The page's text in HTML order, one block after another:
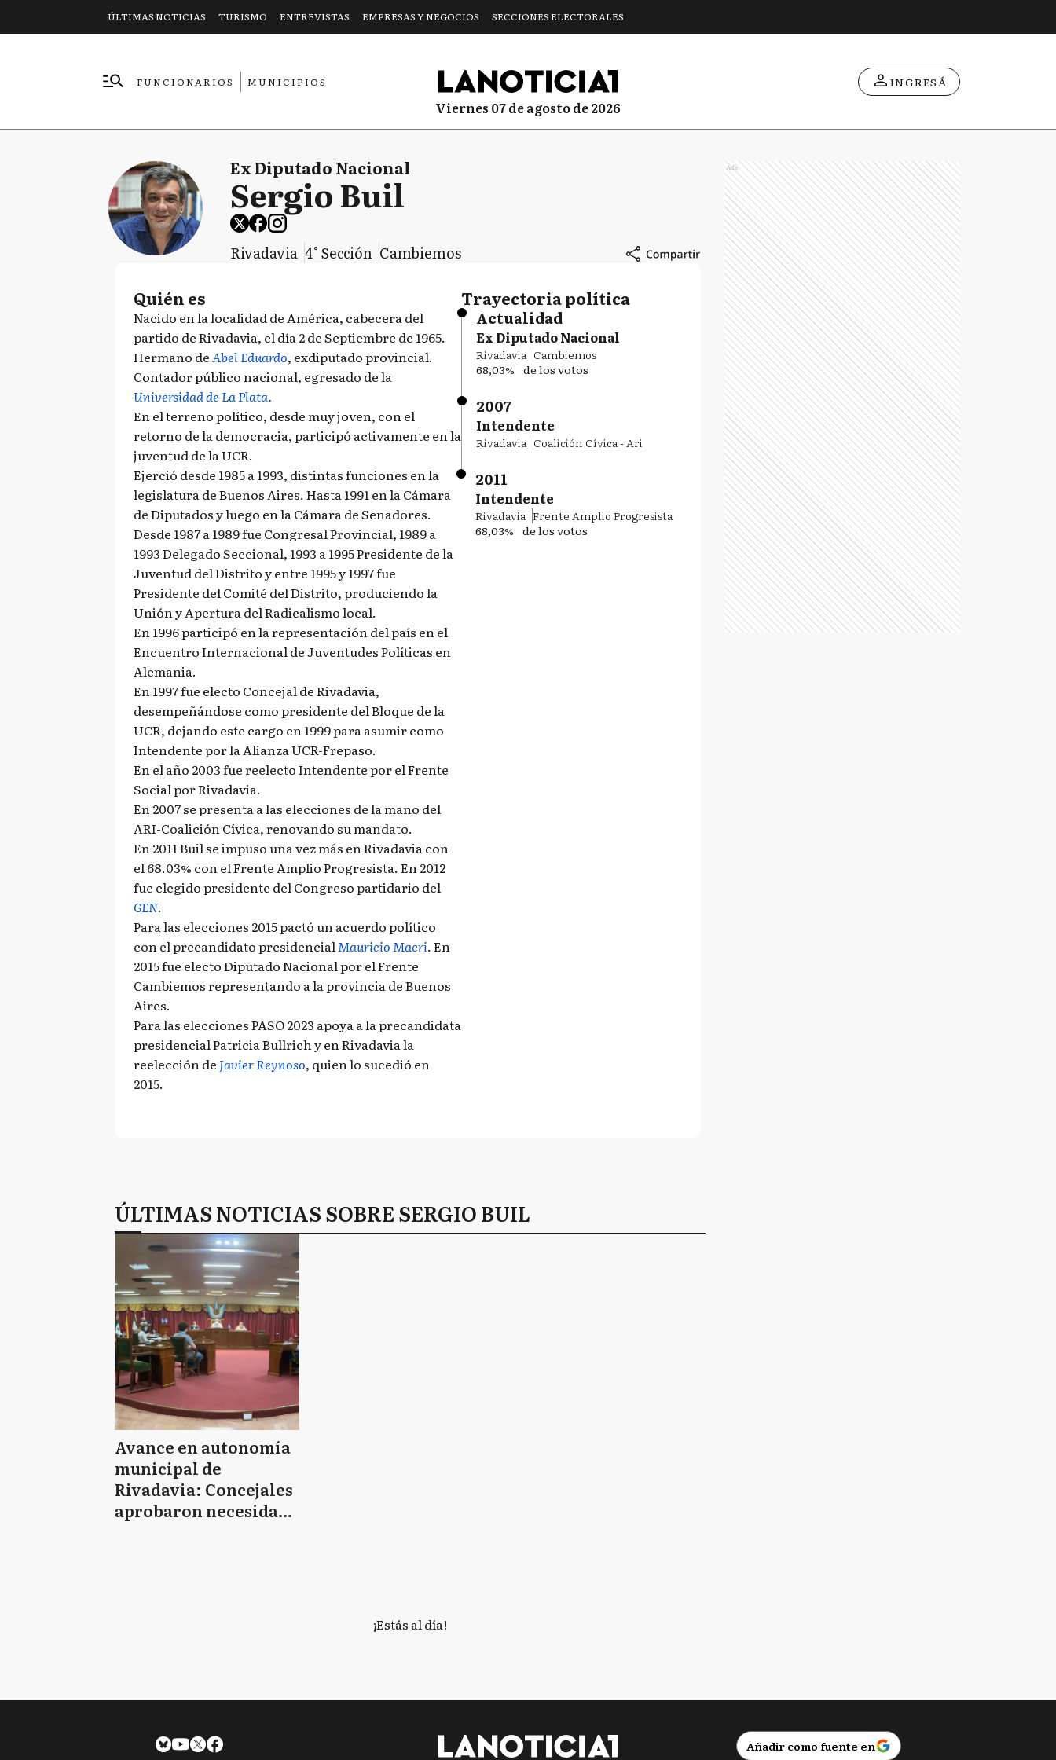
ÚLTIMAS NOTICIAS TURISMO ENTREVISTAS EMPRESAS Y NEGOCIOS SECCIONES ELECTORALES
FUNCIONARIOS
MUNICIPIOS
viernes 07 de agosto de 2026
INGRESÁ
Ex Diputado Nacional
Sergio Buil
Rivadavia 4° Sección Cambiemos
Quién es
Nacido en la localidad de América, cabecera del
partido de Rivadavia, el día 2 de Septiembre de 1965.
Hermano deAbel Eduardo, exdiputado provincial.
Contador público nacional, egresado de la
Universidad de La Plata.
En el terreno político, desde muy joven, con el
retorno de la democracia, participó activamente en la
juventud de la UCR.
Ejerció desde 1985 a 1993, distintas funciones en la
legislatura de Buenos Aires. Hasta 1991 en la Cámara
de Diputados y luego en la Cámara de Senadores.
Desde 1987 a 1989 fue Congresal Provincial, 1989 a
1993 Delegado Seccional, 1993 a 1995 Presidente de la
Juventud del Distrito y entre 1995 y 1997 fue
Presidente del Comité del Distrito, produciendo la
Unión y Apertura del Radicalismo local.
En 1996 participó en la representación del país en el
Encuentro Internacional de Juventudes Políticas en
Alemania.
En 1997 fue electo Concejal de Rivadavia,
desempeñándose como presidente del Bloque de la
UCR, dejando este cargo en 1999 para asumir como
Intendente por la Alianza UCR-Frepaso.
En el año 2003 fue reelecto Intendente por el Frente
Social por Rivadavia.
En 2007 se presenta a las elecciones de la mano del
ARI-Coalición Cívica, renovando su mandato.
En 2011 Buil se impuso una vez más en Rivadavia con
el 68.03% con el Frente Amplio Progresista. En 2012
fue elegido presidente del Congreso partidario del
GEN.
Para las elecciones 2015 pactó un acuerdo político
con el precandidato presidencialMauricio Macri. En
2015 fue electo Diputado Nacional por el Frente
Cambiemos representando a la provincia de Buenos
Aires.
Para las elecciones PASO 2023 apoya a la precandidata
presidencial Patricia Bullrich y en Rivadavia la
reelección de Javier Reynoso, quien lo sucedió en
2015.
Trayectoria política
Actualidad
Ex Diputado Nacional
Rivadavia Cambiemos
68,03% de los votos
2007
Intendente
Rivadavia Coalición Cívica - Ari
2011
Intendente
Rivadavia Frente Amplio Progresista
68,03% de los votos
ÚLTIMAS NOTICIAS SOBRE SERGIO BUIL
Avance en autonomía
municipal de
Rivadavia: Concejales
aprobaron necesidad
¡Estás al día!
Ads
Añadir como fuente en